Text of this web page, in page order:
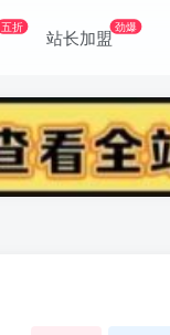
五折 站长加盟劲爆